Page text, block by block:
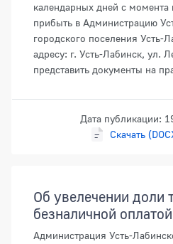
календарных дней с момента
прибыть в Администрацию
городского поселения Усть-
адресу: г. Усть-Лабинск, ул.
представить документы на
Дата публикации:
Скачать
Об увелечении доли
безналичной оплатой
Администрация Усть-